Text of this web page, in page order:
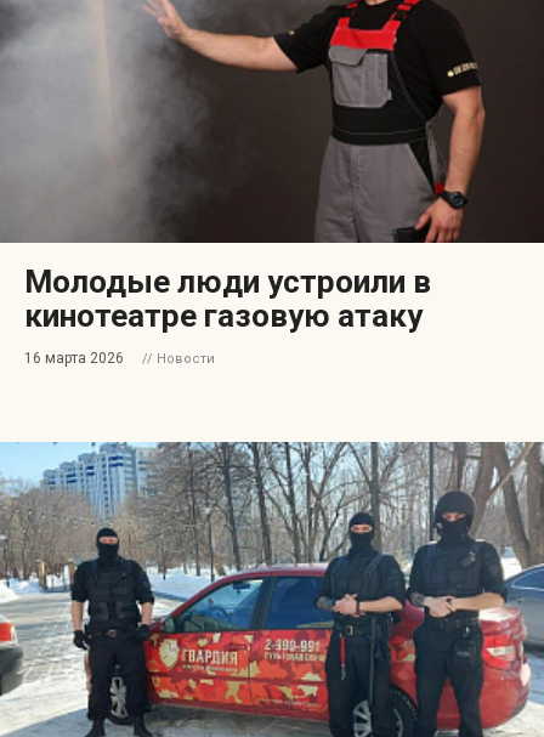
Молодые люди устроили в
кинотеатре газовую атаку
16 марта 2026 // Новости